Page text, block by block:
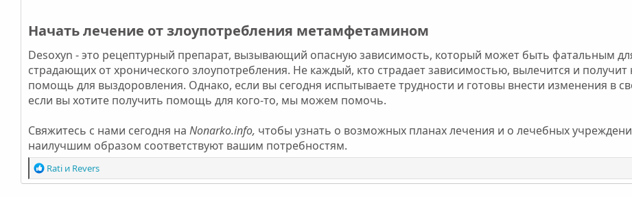
Начать лечение от злоупотребления метамфетамином​
Desoxyn - это рецептурный препарат, вызывающий опасную зависимость, который может быть фатальным
страдающих от хронического злоупотребления. Не каждый, кто страдает зависимостью, вылечится и
помощь для выздоровления. Однако, если вы сегодня испытываете трудности и готовы внести изменения в
если вы хотите получить помощь для кого-то, мы можем помочь.
Свяжитесь с нами сегодня наNonarko.info, чтобы узнать о возможных планах лечения и о лечебных
наилучшим образом соответствуют вашим потребностям.
Р
е
Rati и Revers